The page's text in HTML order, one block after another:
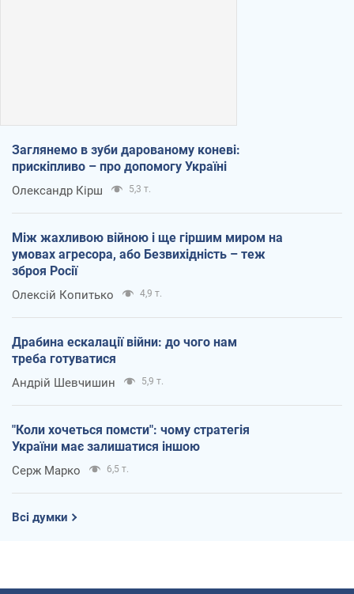
Заглянемо в зуби дарованому коневі:
прискіпливо – про допомогу Україні
Олександр Кірш 5,3 т.
Між жахливою війною і ще гіршим миром на
умовах агресора, або Безвихідність – теж
зброя Росії
Олексій Копитько 4,9 т.
Драбина ескалації війни: до чого нам
треба готуватися
Андрій Шевчишин 5,9 т.
"Коли хочеться помсти": чому стратегія
України має залишатися іншою
Серж Марко 6,5 т.
Всі думки